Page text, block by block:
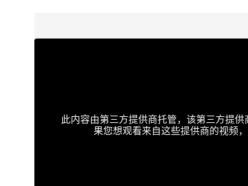
此内容由第三方提供商托管，该第三方提
果您想观看来自这些提供商的视频